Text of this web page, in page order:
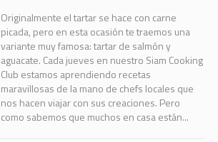
Originalmente el tartar se hace con carne
picada, pero en esta ocasión te traemos una
variante muy famosa: tartar de salmón y
aguacate. Cada jueves en nuestro Siam Cooking
Club estamos aprendiendo recetas
maravillosas de la mano de chefs locales que
nos hacen viajar con sus creaciones. Pero
como sabemos que muchos en casa están...